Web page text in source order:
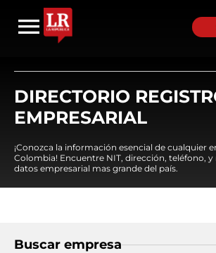
DIRECTORIO
EMPRESARIAL
¡Conozca la información esencial de cualquier
Colombia! Encuentre NIT, dirección, teléfono, y
datos empresarial mas grande del país.
Buscar empresa